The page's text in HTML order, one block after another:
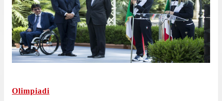
Olimpiadi